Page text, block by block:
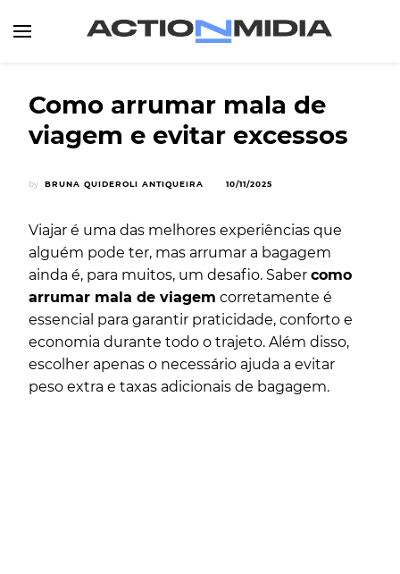
Como arrumar mala de
viagem e evitar excessos
by BRUNA QUIDEROLI ANTIQUEIRA 10/11/2025
Viajar é uma das melhores experiências que
alguém pode ter, mas arrumar a bagagem
ainda é, para muitos, um desafio. Saber como
arrumar mala de viagem corretamente é
essencial para garantir praticidade, conforto e
economia durante todo o trajeto. Além disso,
escolher apenas o necessário ajuda a evitar
peso extra e taxas adicionais de bagagem.